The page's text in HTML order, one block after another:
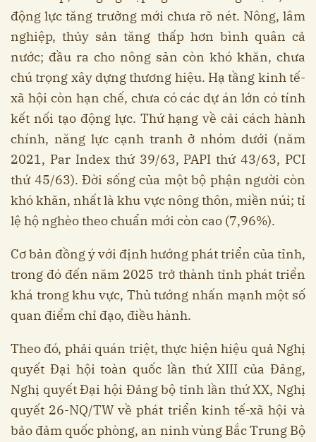
động lực tăng trưởng mới chưa rõ nét. Nông, lâm
nghiệp, thủy sản tăng thấp hơn bình quân cả
nước; đầu ra cho nông sản còn khó khăn, chưa
chú trọng xây dựng thương hiệu. Hạ tầng kinh tế-
xã hội còn hạn chế, chưa có các dự án lớn có tính
kết nối tạo động lực. Thứ hạng về cải cách hành
chính, năng lực cạnh tranh ở nhóm dưới (năm
2021, Par Index thứ 39/63, PAPI thứ 43/63, PCI
thứ 45/63). Đời sống của một bộ phận người còn
khó khăn, nhất là khu vực nông thôn, miền núi; tỉ
lệ hộ nghèo theo chuẩn mới còn cao (7,96%).
Cơ bản đồng ý với định hướng phát triển của tỉnh,
trong đó đến năm 2025 trở thành tỉnh phát triển
khá trong khu vực, Thủ tướng nhấn mạnh một số
quan điểm chỉ đạo, điều hành.
Theo đó, phải quán triệt, thực hiện hiệu quả Nghị
quyết Đại hội toàn quốc lần thứ XIII của Đảng,
Nghị quyết Đại hội Đảng bộ tỉnh lần thứ XX, Nghị
quyết 26-NQ/TW về phát triển kinh tế-xã hội và
bảo đảm quốc phòng, an ninh vùng Bắc Trung Bộ